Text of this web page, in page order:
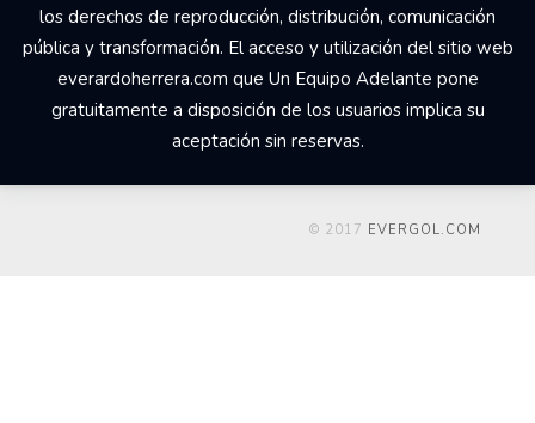
los derechos de reproducción, distribución, comunicación
pública y transformación. El acceso y utilización del sitio web
everardoherrera.com que Un Equipo Adelante pone
gratuitamente a disposición de los usuarios implica su
aceptación sin reservas.
© 2017 EVERGOL.COM